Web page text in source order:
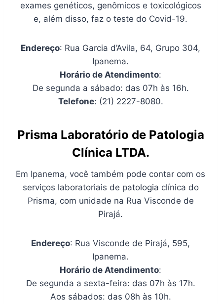
exames genéticos, genômicos e toxicológicos
e, além disso, faz o teste do Covid-19.
Endereço: Rua Garcia d’Avila, 64, Grupo 304,
Ipanema.
Horário de Atendimento:
De segunda a sábado: das 07h às 16h.
Telefone: (21) 2227-8080.
Prisma Laboratório de Patologia
Clínica LTDA.
Em Ipanema, você também pode contar com os
serviços laboratoriais de patologia clínica do
Prisma, com unidade na Rua Visconde de
Pirajá.
Endereço: Rua Visconde de Pirajá, 595,
Ipanema.
Horário de Atendimento:
De segunda a sexta-feira: das 07h às 17h.
Aos sábados: das 08h às 10h.